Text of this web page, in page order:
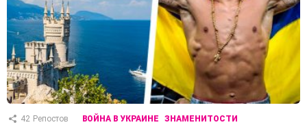
42 Репостов ВОЙНА В УКРАИНЕ ЗНАМЕНИТОСТИ